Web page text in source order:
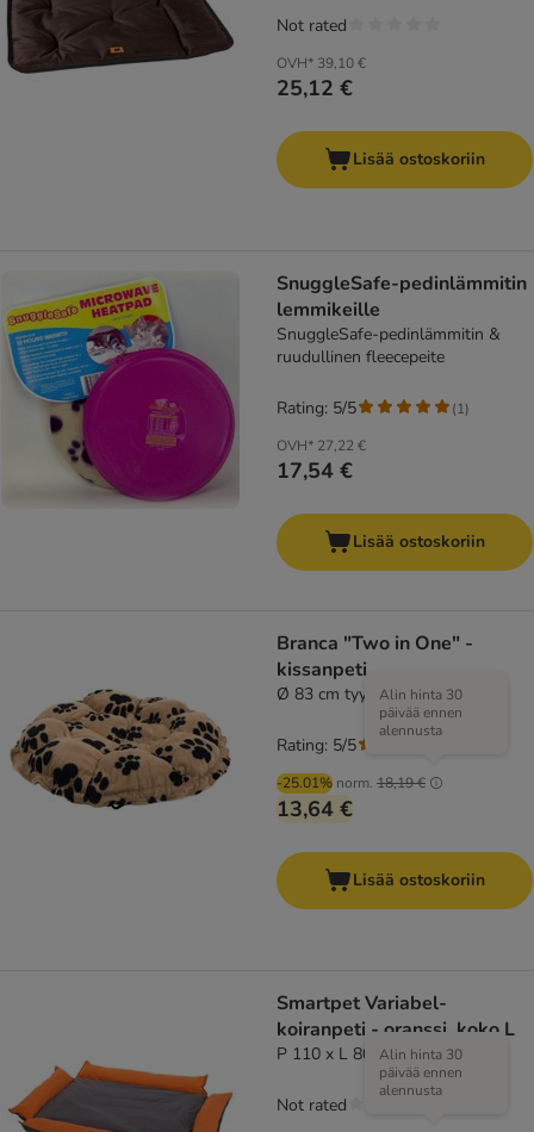
OVH* 39,10 €
25,12 €
Not rated
Lisää ostoskoriin
SnuggleSafe-pedinlämmitin
lemmikeille
SnuggleSafe-pedinlämmitin &
ruudullinen fleecepeite
OVH* 27,22 €
17,54 €
Rating: 5/5 (1)
Lisää ostoskoriin
Branca "Two in One" -
kissanpeti
Ø 83 cm tyynynä
-25.01% norm. 18,19 €
Alin hinta 30
päivää ennen
alennusta
13,64 €
Rating: 5/5
Lisää ostoskoriin
Smartpet Variabel-
koiranpeti - oranssi, koko L
P 110 x L 80 cm K 15 cm
Alin hinta 30
päivää ennen
alennusta
Not rated